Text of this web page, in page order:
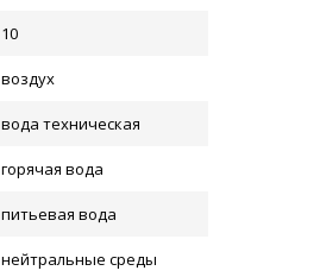
10
воздух
вода техническая
горячая вода
питьевая вода
нейтральные среды